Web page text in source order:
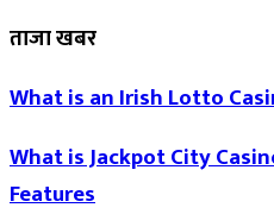
ताजा खबर
What is an Irish Lotto
What is Jackpot City
Features